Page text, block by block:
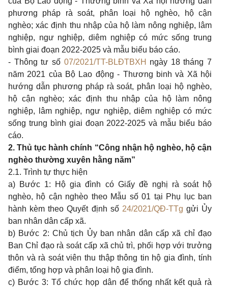
phương pháp rà soát, phân loại hộ nghèo, hộ cận
nghèo; xác định thu nhập của hộ làm nông nghiệp, lâm
nghiệp, ngư nghiệp, diêm nghiệp có mức sống trung
bình giai đoạn 2022-2025 và mẫu biểu báo cáo.
- Thông tư số 07/2021/TT-BLĐTBXH ngày 18 tháng 7
năm 2021 của Bộ Lao động - Thương binh và Xã hội
hướng dẫn phương pháp rà soát, phân loại hộ nghèo,
hộ cận nghèo; xác định thu nhập của hộ làm nông
nghiệp, lâm nghiệp, ngư nghiệp, diêm nghiệp có mức
sống trung bình giai đoạn 2022-2025 và mẫu biểu báo
cáo.
2. Thủ tục hành chính “Công nhận hộ nghèo, hộ cận
nghèo thường xuyên hằng năm”
2.1. Trình tự thực hiện
a) Bước 1: Hộ gia đình có Giấy đề nghị rà soát hộ
nghèo, hộ cận nghèo theo Mẫu số 01 tại Phụ lục ban
hành kèm theo Quyết định số 24/2021/QĐ-TTg gửi Ủy
ban nhân dân cấp xã.
b) Bước 2: Chủ tịch Ủy ban nhân dân cấp xã chỉ đạo
Ban Chỉ đạo rà soát cấp xã chủ trì, phối hợp với trưởng
thôn và rà soát viên thu thập thông tin hộ gia đình, tính
điểm, tổng hợp và phân loại hộ gia đình.
c) Bước 3: Tổ chức họp dân để thống nhất kết quả rà